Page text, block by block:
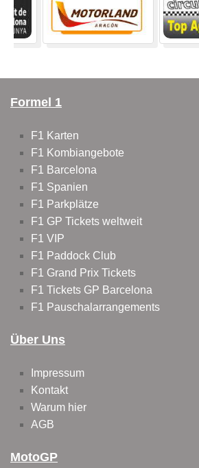
Formel 1
F1 Karten
F1 Kombiangebote
F1 Barcelona
F1 Spanien
F1 Parkplätze
F1 GP Tickets weltweit
F1 VIP
F1 Paddock Club
F1 Grand Prix Tickets
F1 Tickets GP Barcelona
F1 Pauschalarrangements
Über Uns
Impressum
Kontakt
Warum hier
AGB
MotoGP